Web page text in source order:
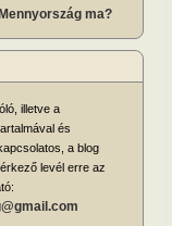
ma?
illetve a
és
a blog
levél erre az